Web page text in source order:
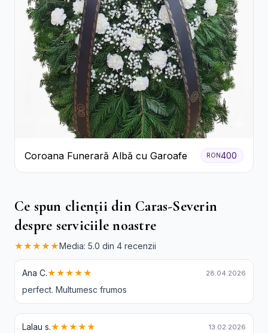
Coroana Funerară Albă cu Garoafe RON400
Ce spun clienții din Caras-Severin
despre serviciile noastre
★★★★★ Media: 5.0 din 4 recenzii
Ana C.★★★★★ 28.04.2026
perfect. Multumesc frumos
Lalau s.★★★★★ 13.02.2026